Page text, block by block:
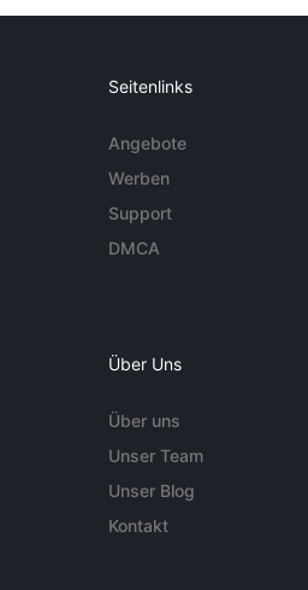
Seitenlinks
Angebote
Werben
Support
DMCA
Über Uns
Über uns
Unser Team
Unser Blog
Kontakt